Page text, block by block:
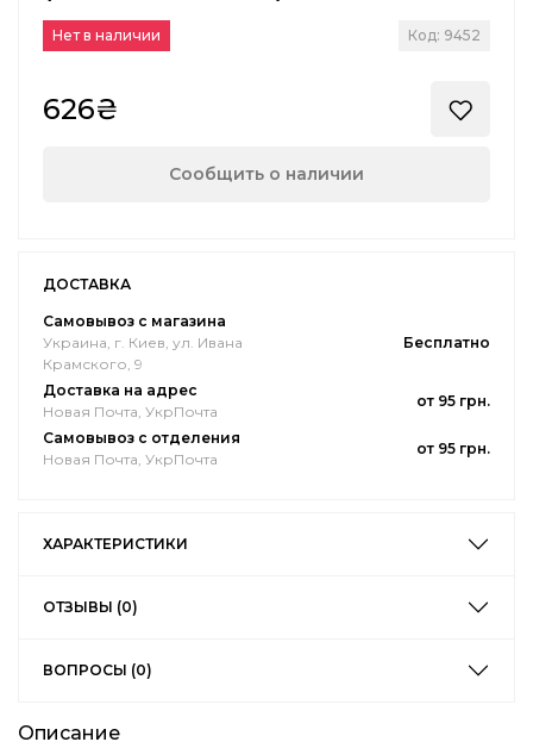
Нет в наличии Код: 9452
626₴
Сообщить о наличии
ДОСТАВКА
Самовывоз с магазина
Украина, г. Киев, ул. Ивана
Крамского, 9
Бесплатно
Доставка на адрес
Новая Почта, УкрПочта
от 95 грн.
Самовывоз с отделения
Новая Почта, УкрПочта
от 95 грн.
ХАРАКТЕРИСТИКИ
ОТЗЫВЫ (0)
ВОПРОСЫ (0)
Описание